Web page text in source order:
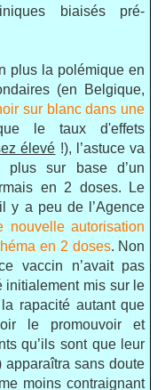
biaisés pré-
plus la polémique en
(en Belgique,
sur blanc dans une
le taux d'effets
élevé !), l’astuce va
plus sur base d’un
en 2 doses. Le
y a peu de l’Agence
nouvelle autorisation
en 2 doses. Non
vaccin n’avait pas
initialement mis sur le
rapacité autant que
le promouvoir et
qu’ils sont que leur
sans doute
moins contraignant